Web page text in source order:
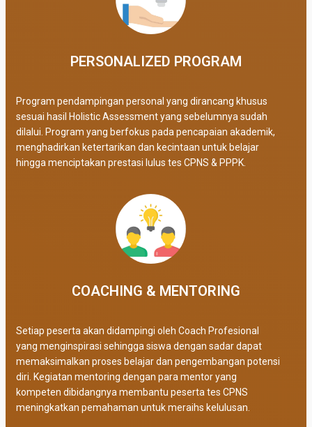
PERSONALIZED PROGRAM​
Program pendampingan personal yang dirancang khusus
sesuai hasil Holistic Assessment yang sebelumnya sudah
dilalui. Program yang berfokus pada pencapaian akademik,
menghadirkan ketertarikan dan kecintaan untuk belajar
hingga menciptakan prestasi lulus tes CPNS & PPPK.
COACHING & MENTORING
Setiap peserta akan didampingi oleh Coach Profesional
yang menginspirasi sehingga siswa dengan sadar dapat
memaksimalkan proses belajar dan pengembangan potensi
diri. Kegiatan mentoring dengan para mentor yang
kompeten dibidangnya membantu peserta tes CPNS
meningkatkan pemahaman untuk meraihs kelulusan.